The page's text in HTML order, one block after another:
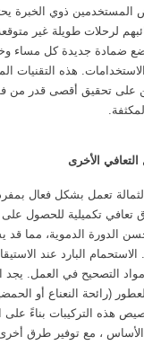
المستخدمين ذوي الخبرة
لرحلات طويلة غير
ضع ضمادة جديدة كل مساء
هذه التقنيات
على تحقيق أقصى قدر من
الأخرى
تعمل بشكل فعال
تكميلية للحصول على
الدورة الدموية، مما قد
الاستحمام البارد عند
مواد التصحيح في العمل.
(رائحة النعناع أو
هذه التركيبات بناءً على
الأساس ، مع توفير طرق